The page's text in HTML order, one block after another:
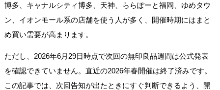
博多、キャナルシティ博多、天神、ららぽーと福岡、ゆめタウ
ン、イオンモール系の店舗を使う人が多く、開催時期にはまと
め買い需要が高まります。
ただし、2026年6月29日時点で次回の無印良品週間は公式発表
を確認できていません。直近の2026年春開催は終了済みです。
この記事では、次回告知が出たときにすぐ判断できるよう、開